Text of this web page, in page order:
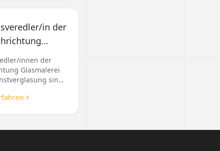
in der
und
innen der
Glasmalerei
sind
zu gestalten